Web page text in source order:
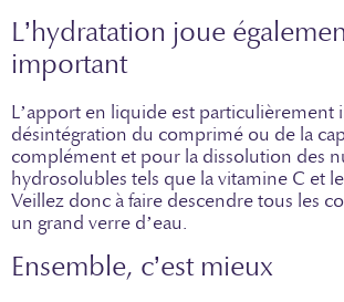
L’hydratation joue
important
L’apport en liquide est
désintégration du comprimé ou de la
complément et pour la dissolution des
hydrosolubles tels que la vitamine C et
Veillez donc à faire descendre tous les
un grand verre d’eau.
Ensemble, c’est mieux